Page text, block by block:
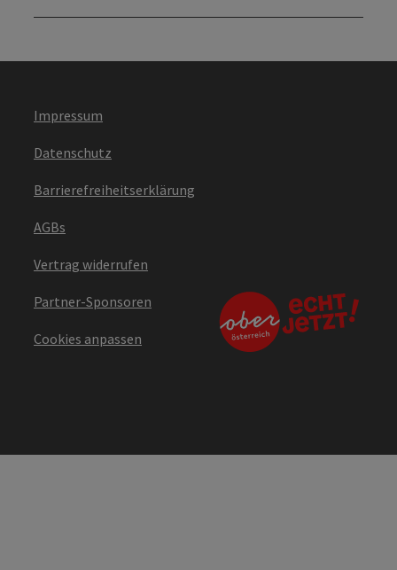
Impressum
Datenschutz
Barrierefreiheitserklärung
AGBs
Vertrag widerrufen
Partner-Sponsoren
Cookies anpassen